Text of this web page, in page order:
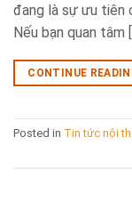
đang là sự ưu tiên
Nếu bạn quan tâm
CONTINUE
Posted in Tin tức nội